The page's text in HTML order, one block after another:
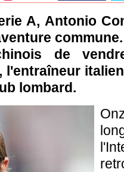
A, Antonio
de
l'entraîneur
lombard.